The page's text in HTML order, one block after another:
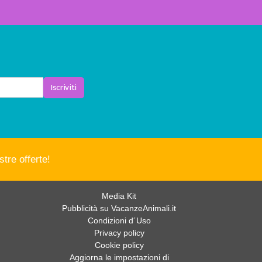
Iscriviti
offerte!
Media Kit
Pubblicità su VacanzeAnimali.it
Condizioni d´Uso
Privacy policy
Cookie policy
Aggiorna le impostazioni di